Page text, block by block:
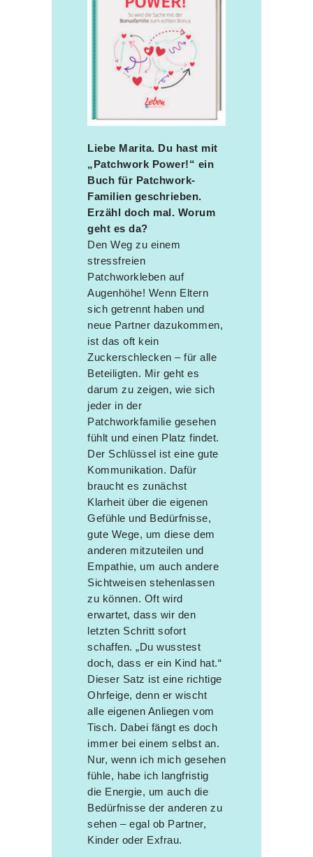
Liebe Marita. Du hast mit
„Patchwork Power!“ ein
Buch für Patchwork-
Familien geschrieben.
Erzähl doch mal. Worum
geht es da?
Den Weg zu einem
stressfreien
Patchworkleben auf
Augenhöhe! Wenn Eltern
sich getrennt haben und
neue Partner dazukommen,
ist das oft kein
Zuckerschlecken – für alle
Beteiligten. Mir geht es
darum zu zeigen, wie sich
jeder in der
Patchworkfamilie gesehen
fühlt und einen Platz findet.
Der Schlüssel ist eine gute
Kommunikation. Dafür
braucht es zunächst
Klarheit über die eigenen
Gefühle und Bedürfnisse,
gute Wege, um diese dem
anderen mitzuteilen und
Empathie, um auch andere
Sichtweisen stehenlassen
zu können. Oft wird
erwartet, dass wir den
letzten Schritt sofort
schaffen. „Du wusstest
doch, dass er ein Kind hat.“
Dieser Satz ist eine richtige
Ohrfeige, denn er wischt
alle eigenen Anliegen vom
Tisch. Dabei fängt es doch
immer bei einem selbst an.
Nur, wenn ich mich gesehen
fühle, habe ich langfristig
die Energie, um auch die
Bedürfnisse der anderen zu
sehen – egal ob Partner,
Kinder oder Exfrau.